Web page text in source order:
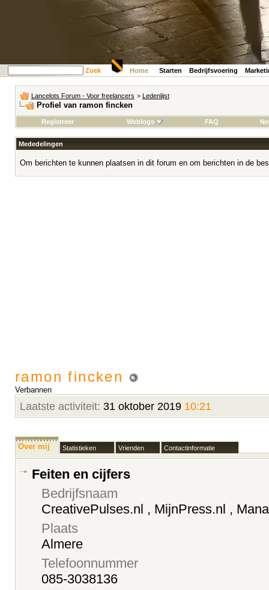
Zoek Home Starten Bedrijfsvoering
Lancelots Forum - Voor freelancers > Ledenlijst
Profiel van ramon fincken
Registreer Weblogs FAQ
Mededelingen
Om berichten te kunnen plaatsen in dit forum en om berichten in de
ramon fincken
Verbannen
Laatste activiteit: 31 oktober 2019 10:21
Over mij Statistieken Vrienden Contactinformatie
Feiten en cijfers
Bedrijfsnaam
CreativePulses.nl , MijnPress.nl ,
Plaats
Almere
Telefoonnummer
085-3038136